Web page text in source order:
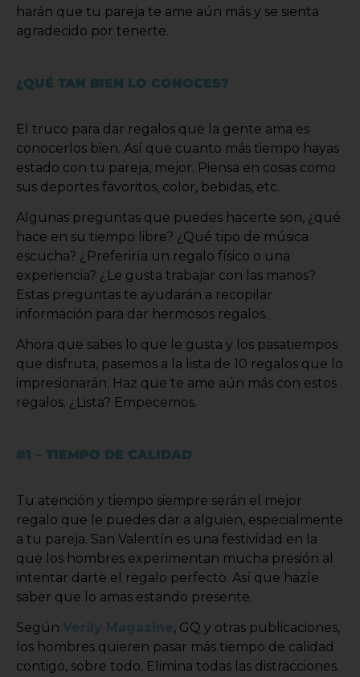
harán que tu pareja te ame aún más y se sienta
agradecido por tenerte.
¿QUÉ TAN BIEN LO CONOCES?
El truco para dar regalos que la gente ama es
conocerlos bien. Así que cuanto más tiempo hayas
estado con tu pareja, mejor. Piensa en cosas como
sus deportes favoritos, color, bebidas, etc.
Algunas preguntas que puedes hacerte son, ¿qué
hace en su tiempo libre? ¿Qué tipo de música
escucha? ¿Preferiría un regalo físico o una
experiencia? ¿Le gusta trabajar con las manos?
Estas preguntas te ayudarán a recopilar
información para dar hermosos regalos.
Ahora que sabes lo que le gusta y los pasatiempos
que disfruta, pasemos a la lista de 10 regalos que lo
impresionarán. Haz que te ame aún más con estos
regalos. ¿Lista? Empecemos.
#1 – TIEMPO DE CALIDAD
Tu atención y tiempo siempre serán el mejor
regalo que le puedes dar a alguien, especialmente
a tu pareja. San Valentín es una festividad en la
que los hombres experimentan mucha presión al
intentar darte el regalo perfecto. Así que hazle
saber que lo amas estando presente.
Según
, GQ y otras publicaciones,
los hombres quieren pasar más tiempo de calidad
contigo, sobre todo. Elimina todas las distracciones.